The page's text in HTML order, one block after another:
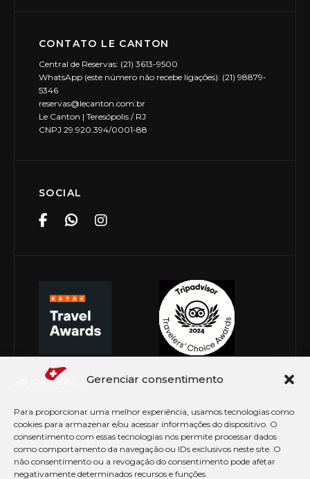
Gerenciar consentimento
Para proporcionar uma melhor experiência, usamos tecnologias como
cookies para armazenar e/ou acessar informações do dispositivo. O
consentimento com essas tecnologias nos permite processar dados
como comportamento da navegação ou IDs exclusivos neste site. O
não consentimento ou a revogação do consentimento pode afetar
negativamente determinados recursos e funções.
CONTATO LE CANTON
Central de Reservas: (21) 3613-9500
WhatsApp (este número não recebe ligações): (21) 98879-
5346
reservas@lecanton.com.br
Le Canton | Teresópolis / RJ
CNPJ 29.920.394/0001-88
SOCIAL
© Copyright 2026 Le Canton. Todos os direitos